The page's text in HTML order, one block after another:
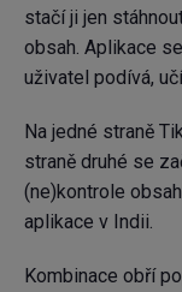
stačí ji jen
obsah. Aplikace
uživatel podívá,
Na jedné straně
straně druhé se
(ne)kontrole
aplikace v Indii.
Kombinace obří